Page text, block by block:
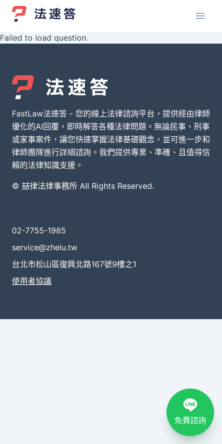
Failed to load question.
FastLaw法速答 - 您的線上法律諮詢平台，提供經由律師
優化的AI回覆，即時解答各種法律問題。無論民事、刑事
或家事案件，讓您快速掌握法律基礎觀念，並可進一步和
律師團隊進行詳細諮詢。我們提供專業、準確、且值得信
賴的法律知識支援。
© 喆律法律事務所 All Rights Reserved.
02-7755-1985
service@zhelu.tw
台北市松山區復興北路167號9樓之1
使用者協議
免費諮詢